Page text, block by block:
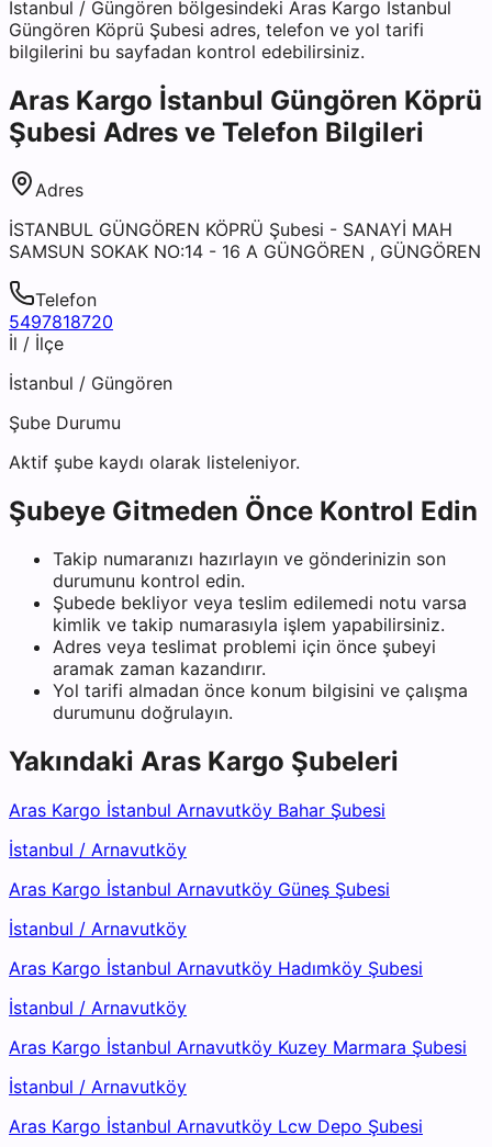
İstanbul / Güngören bölgesindeki Aras Kargo İstanbul
Güngören Köprü Şubesi adres, telefon ve yol tarifi
bilgilerini bu sayfadan kontrol edebilirsiniz.
Aras Kargo İstanbul Güngören Köprü
Şubesi Adres ve Telefon Bilgileri
Adres
İSTANBUL GÜNGÖREN KÖPRÜ Şubesi - SANAYİ MAH
SAMSUN SOKAK NO:14 - 16 A GÜNGÖREN , GÜNGÖREN
Telefon
5497818720
İl / İlçe
İstanbul / Güngören
Şube Durumu
Aktif şube kaydı olarak listeleniyor.
Şubeye Gitmeden Önce Kontrol Edin
Takip numaranızı hazırlayın ve gönderinizin son
durumunu kontrol edin.
Şubede bekliyor veya teslim edilemedi notu varsa
kimlik ve takip numarasıyla işlem yapabilirsiniz.
Adres veya teslimat problemi için önce şubeyi
aramak zaman kazandırır.
Yol tarifi almadan önce konum bilgisini ve çalışma
durumunu doğrulayın.
Yakındaki Aras Kargo Şubeleri
Aras Kargo İstanbul Arnavutköy Bahar Şubesi
İstanbul / Arnavutköy
Aras Kargo İstanbul Arnavutköy Güneş Şubesi
İstanbul / Arnavutköy
Aras Kargo İstanbul Arnavutköy Hadımköy Şubesi
İstanbul / Arnavutköy
Aras Kargo İstanbul Arnavutköy Kuzey Marmara Şubesi
İstanbul / Arnavutköy
Aras Kargo İstanbul Arnavutköy Lcw Depo Şubesi